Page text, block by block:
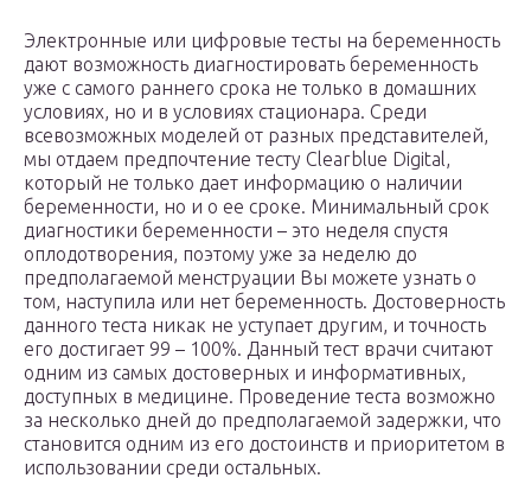
Электронные или цифровые тесты на беременность
дают возможность диагностировать беременность
уже с самого раннего срока не только в домашних
условиях, но и в условиях стационара. Среди
всевозможных моделей от разных представителей,
мы отдаем предпочтение тесту Clearblue Digital,
который не только дает информацию о наличии
беременности, но и о ее сроке. Минимальный срок
диагностики беременности – это неделя спустя
оплодотворения, поэтому уже за неделю до
предполагаемой менструации Вы можете узнать о
том, наступила или нет беременность. Достоверность
данного теста никак не уступает другим, и точность
его достигает 99 – 100%. Данный тест врачи считают
одним из самых достоверных и информативных,
доступных в медицине. Проведение теста возможно
за несколько дней до предполагаемой задержки, что
становится одним из его достоинств и приоритетом в
использовании среди остальных.